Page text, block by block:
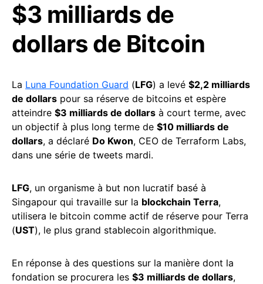
$3 milliards de
dollars de Bitcoin
La Luna Foundation Guard (LFG) a levé $2,2 milliards
de dollars pour sa réserve de bitcoins et espère
atteindre $3 milliards de dollars à court terme, avec
un objectif à plus long terme de $10 milliards de
dollars, a déclaré Do Kwon, CEO de Terraform Labs,
dans une série de tweets mardi.
LFG, un organisme à but non lucratif basé à
Singapour qui travaille sur la blockchain Terra,
utilisera le bitcoin comme actif de réserve pour Terra
(UST), le plus grand stablecoin algorithmique.
En réponse à des questions sur la manière dont la
fondation se procurera les $3 milliards de dollars,